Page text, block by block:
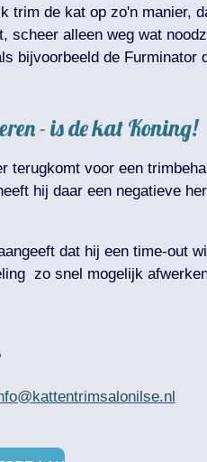
trim de kat op zo'n manier,
scheer alleen weg wat
bijvoorbeeld de Furminator
- is de kat Koning!
terugkomt voor een
hij daar een negatieve
dat hij een time-out
zo snel mogelijk